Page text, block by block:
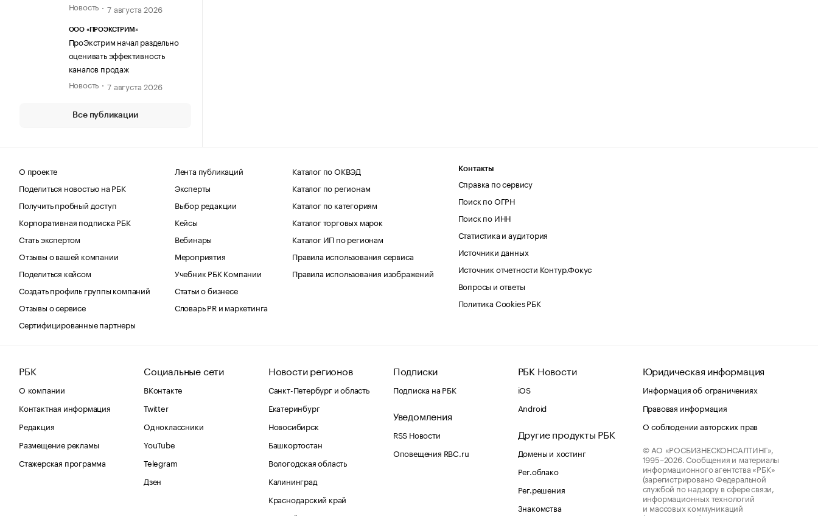
Новость
7 августа 2026
ООО «ПРОЭКСТРИМ»
ПроЭкстрим начал раздельно
оценивать эффективность
каналов продаж
Новость
7 августа 2026
Все публикации
О проекте
Поделиться новостью на РБК
Получить пробный доступ
Корпоративная подписка РБК
Стать экспертом
Отзывы о вашей компании
Поделиться кейсом
Создать профиль группы компаний
Отзывы о сервисе
Сертифицированные партнеры
Лента публикаций
Эксперты
Выбор редакции
Кейсы
Вебинары
Мероприятия
Учебник РБК Компании
Статьи о бизнесе
Словарь PR и маркетинга
Каталог по ОКВЭД
Каталог по регионам
Каталог по категориям
Каталог торговых марок
Каталог ИП по регионам
Правила использования сервиса
Правила использования изображений
Контакты
Справка по сервису
Поиск по ОГРН
Поиск по ИНН
Статистика и аудитория
Источники данных
Источник отчетности Контур.Фокус
Вопросы и ответы
Политика Cookies РБК
РБК
О компании
Контактная информация
Редакция
Размещение рекламы
Стажерская программа
Социальные сети
ВКонтакте
Twitter
Одноклассники
YouTube
Telegram
Дзен
Новости регионов
Санкт-Петербург и область
Екатеринбург
Новосибирск
Башкортостан
Вологодская область
Калининград
Краснодарский край
Подписки
Подписка на РБК
Уведомления
RSS Новости
Оповещения RBC.ru
РБК Новости
iOS
Android
Другие продукты РБК
Домены и хостинг
Рег.облако
Рег.решения
Знакомства
Юридическая информация
Информация об ограничениях
Правовая информация
О соблюдении авторских прав
© АО «РОСБИЗНЕСКОНСАЛТИНГ»,
1995–2026. Сообщения и материалы
информационного агентства «РБК»
(зарегистрировано Федеральной
службой по надзору в сфере связи,
информационных технологий
и массовых коммуникаций